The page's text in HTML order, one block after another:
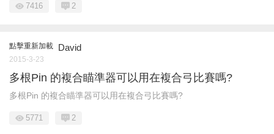
7416 2
點擊重新加載 David
2015-3-23
多根Pin 的複合瞄準器可以用在複合弓比賽嗎?
多根Pin 的複合瞄準器可以用在複合弓比賽嗎?
5771 2